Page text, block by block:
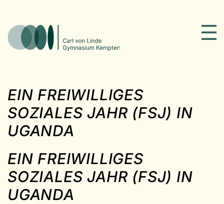
EIN FREIWILLIGES
SOZIALES JAHR (FSJ) IN
UGANDA
EIN FREIWILLIGES
SOZIALES JAHR (FSJ) IN
UGANDA